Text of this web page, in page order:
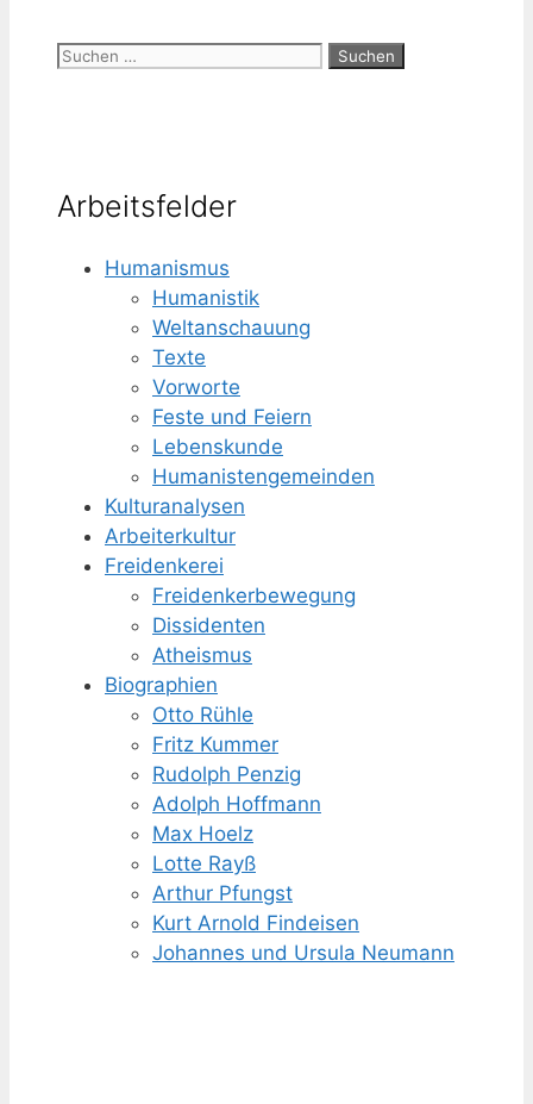
Suchen
Arbeitsfelder
Humanismus
Humanistik
Weltanschauung
Texte
Vorworte
Feste und Feiern
Lebenskunde
Humanisten­gemeinden
Kulturanalysen
Arbeiterkultur
Freidenkerei
Freidenker­bewegung
Dissidenten
Atheismus
Biographien
Otto Rühle
Fritz Kummer
Rudolph Penzig
Adolph Hoffmann
Max Hoelz
Lotte Rayß
Arthur Pfungst
Kurt Arnold Findeisen
Johannes und Ursula Neumann